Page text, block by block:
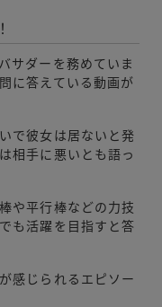
サダーを務めていま
に答えている動画が
で彼女は居ないと発
相手に悪いとも語っ
や平行棒などの力技
も活躍を目指すと答
が感じられるエピソー